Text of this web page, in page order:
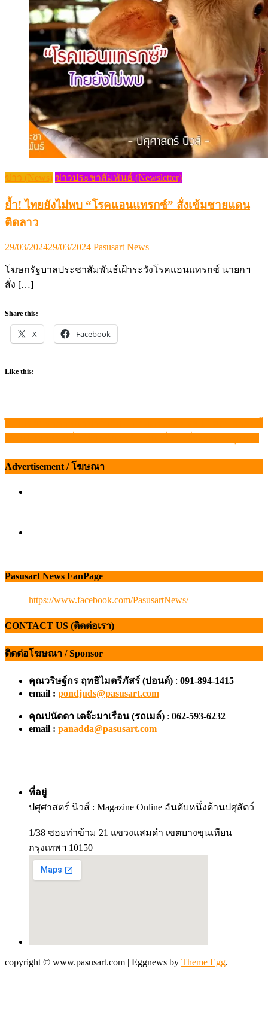
ข่าว (News) ข่าวประชาสัมพันธ์ (Newsletter)
ย้ำ! ไทยยังไม่พบ “โรคแอนแทรกซ์” สั่งเข้มชายแดน
ติดลาว
Posted
29/03/202429/03/2024 Author
Pasusart News
โฆษกรัฐบาลประชาสัมพันธ์เฝ้าระวังโรคแอนแทรกซ์ นายกฯ
สั่ง […]
Share this:
X Facebook
Like this:
แนะแนว
Advertisement / โฆษณา
Pasusart News FanPage
https://www.facebook.com/PasusartNews/
CONTACT US (ติดต่อเรา)
ติดต่อโฆษณา / Sponsor
คุณวริษฐ์กร ฤทธิไมตรีภัสร์ (ปอนด์) : 091-894-1415
email : pondjuds@pasusart.com
คุณปนัดดา เตจ๊ะมาเรือน (รถเมล์) : 062-593-6232
email : panadda@pasusart.com
ที่อยู่
ปศุศาสตร์ นิวส์ : Magazine Online อันดับหนึ่งด้านปศุสัตว์
1/38 ซอยท่าข้าม 21 แขวงแสมดำ เขตบางขุนเทียน
กรุงเทพฯ 10150
copyright © www.pasusart.com | Eggnews by Theme Egg.